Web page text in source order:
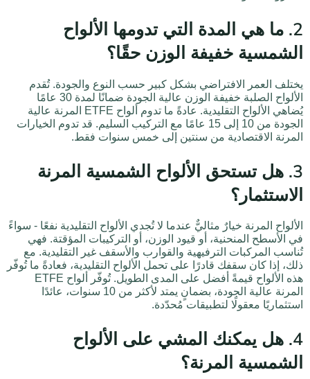
2. ما هي المدة التي تدومها الألواح
الشمسية خفيفة الوزن حقًا؟
يختلف العمر الافتراضي بشكل كبير حسب النوع والجودة. تُقدم
الألواح الصلبة خفيفة الوزن عالية الجودة ضمانًا لمدة 30 عامًا
يُضاهي الألواح التقليدية. عادةً ما تدوم ألواح ETFE المرنة عالية
الجودة من 10 إلى 15 عامًا مع التركيب السليم. قد تدوم الخيارات
المرنة الاقتصادية من سنتين إلى خمس سنوات فقط.
3. هل تستحق الألواح الشمسية المرنة
الاستثمار؟
الألواح المرنة خيارٌ مثاليٌّ عندما لا تُجدي الألواح التقليدية نفعًا - سواءً
في الأسطح المنحنية، أو قيود الوزن، أو التركيبات المؤقتة. فهي
تُناسب المركبات الترفيهية والقوارب والأسقف غير التقليدية. مع
ذلك، إذا كان سقفك قادرًا على تحمل الألواح التقليدية، فعادةً ما تُوفّر
هذه الألواح قيمةً أفضل على المدى الطويل. تُوفّر ألواح ETFE
المرنة عالية الجودة، بضمانٍ يمتد لأكثر من 10 سنوات، عائدًا
استثماريًا معقولًا لتطبيقات مُحدّدة.
4. هل يمكنك المشي على الألواح
الشمسية المرنة؟